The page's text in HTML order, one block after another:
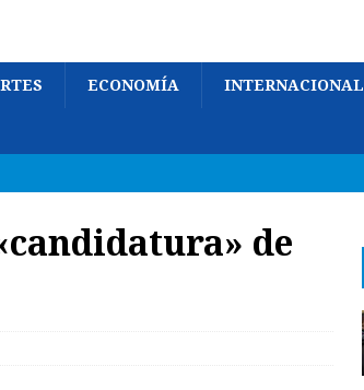
ECONOMÍA INTERNACIONAL
de